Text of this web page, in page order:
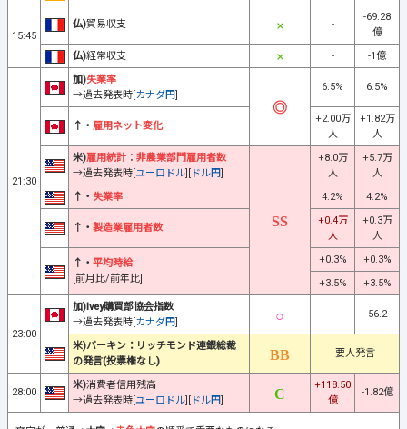
15:45
仏)貿易収支 -
-69.28
億
仏)経常収支 - -1億
21:30
加)失業率
→過去発表時[カナダ円]
6.5% 6.5%
↑・ 雇用ネット変化
+2.00万
人
+1.82万
人
米)雇用統計 ： 非農業部門雇用者数
→過去発表時[ユーロドル][ ドル円]
+8.0万
人
+5.7万
人
↑・ 失業率 4.2% 4.2%
↑・ 製造業雇用者数
+0.4万
人
+0.3万
人
↑・ 平均時給
[前月比/前年比]
+0.3%
+0.3%
+3.5%
+3.5%
23:00
加)Ivey購買部協会指数
→過去発表時[カナダ円]
- 56.2
米)バーキン：リッチモンド連銀総裁
の発言(投票権なし)
要人発言
28:00
米)消費者信用残高
→過去発表時[ユーロドル][ ドル円]
+118.50
億
-1.82億